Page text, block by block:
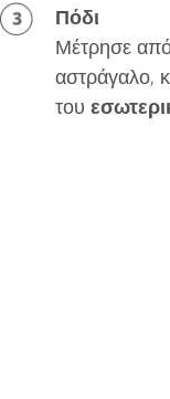
Πόδι
Μέτρησε
αστράγαλο,
του